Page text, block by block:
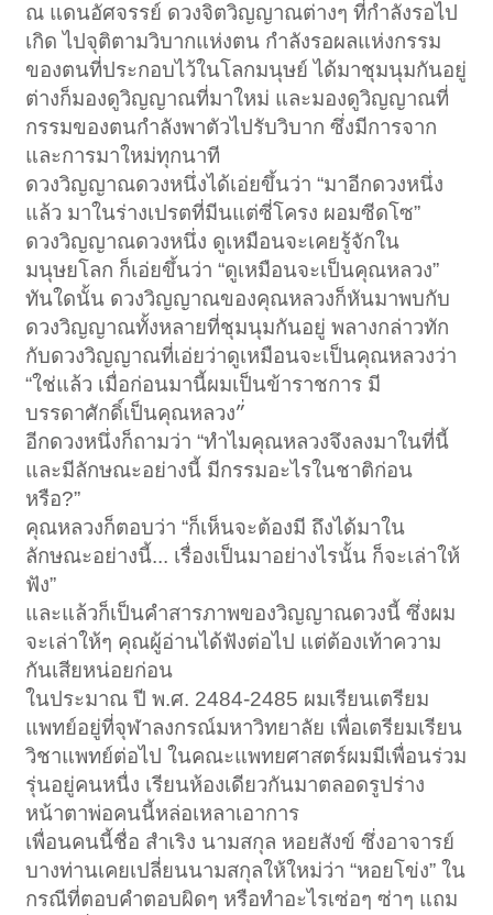
ณ แดนอัศจรรย์ ดวงจิตวิญญาณต่างๆ ที่กำลังรอไป
เกิด ไปจุติตามวิบากแห่งตน กำลังรอผลแห่งกรรม
ของตนที่ประกอบไว้ในโลกมนุษย์ ได้มาชุมนุมกันอยู่
ต่างก็มองดูวิญญาณที่มาใหม่ และมองดูวิญญาณที่
กรรมของตนกำลังพาตัวไปรับวิบาก ซึ่งมีการจาก
และการมาใหม่ทุกนาที
ดวงวิญญาณดวงหนึ่งได้เอ่ยขึ้นว่า “มาอีกดวงหนึ่ง
แล้ว มาในร่างเปรตที่มีนแต่ซี่โครง ผอมซีดโซ”
ดวงวิญญาณดวงหนึ่ง ดูเหมือนจะเคยรู้จักใน
มนุษยโลก ก็เอ่ยขึ้นว่า “ดูเหมือนจะเป็นคุณหลวง”
ทันใดนั้น ดวงวิญญาณของคุณหลวงก็หันมาพบกับ
ดวงวิญญาณทั้งหลายที่ชุมนุมกันอยู่ พลางกล่าวทัก
กับดวงวิญญาณที่เอ่ยว่าดูเหมือนจะเป็นคุณหลวงว่า
“ใช่แล้ว เมื่อก่อนมานี้ผมเป็นข้าราชการ มี
บรรดาศักดิ์เป็นคุณหลวง”่
อีกดวงหนึ่งก็ถามว่า “ทำไมคุณหลวงจึงลงมาในที่นี้
และมีลักษณะอย่างนี้ มีกรรมอะไรในชาติก่อน
หรือ?”
คุณหลวงก็ตอบว่า “ก็เห็นจะต้องมี ถึงได้มาใน
ลักษณะอย่างนี้... เรื่องเป็นมาอย่างไรนั้น ก็จะเล่าให้
ฟัง”
และแล้วก็เป็นคำสารภาพของวิญญาณดวงนี้ ซึ่งผม
จะเล่าให้ๆ คุณผู้อ่านได้ฟังต่อไป แต่ต้องเท้าความ
กันเสียหน่อยก่อน
ในประมาณ ปี พ.ศ. 2484-2485 ผมเรียนเตรียม
แพทย์อยู่ที่จุฬาลงกรณ์มหาวิทยาลัย เพื่อเตรียมเรียน
วิชาแพทย์ต่อไป ในคณะแพทยศาสตร์ผมมีเพื่อนร่วม
รุ่นอยู่คนหนื่ง เรียนห้องเดียวกันมาตลอดรูปร่าง
หน้าตาพ่อคนนี้หล่อเหลาเอาการ
เพื่อนคนนี้ชื่อ สำเริง นามสกุล หอยสังข์ ซึ่งอาจารย์
บางท่านเคยเปลี่ยนนามสกุลให้ใหม่ว่า “หอยโข่ง” ใน
กรณีที่ตอบคำตอบผิดๆ หรือทำอะไรเซ่อๆ ซ่าๆ แถม